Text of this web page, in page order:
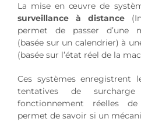
La mise en œuvre de
surveillance à distance
permet de passer d’une
(basée sur un calendrier) à
(basée sur l’état réel de la
Ces systèmes enregistrent
tentatives de
fonctionnement réelles
permet de savoir si un